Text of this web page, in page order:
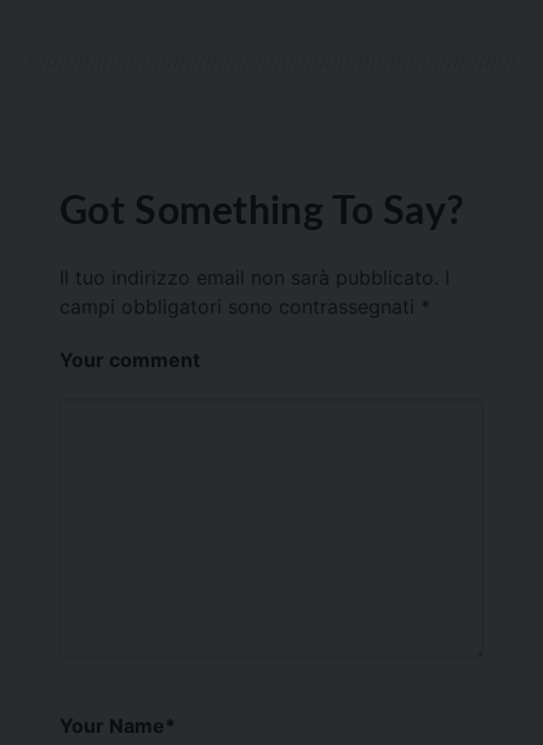
Got Something To Say?
Il tuo indirizzo email non sarà pubblicato.
campi obbligatori sono contrassegnati *
Your comment
Your Name*